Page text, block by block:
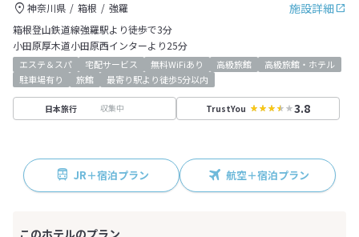
施設詳細
神奈川県 箱根
強羅
箱根登山鉄道線強羅駅より徒歩で3分
小田原厚木道小田原西インターより25分
エステ＆スパ 宅配サービス 無料WiFiあり 高級旅館
高級旅館・ホテル
駐車場有り
旅館 最寄り駅より徒歩5分以内
日本旅行 収集中 TrustYou 3.8
JR＋宿泊プラン 航空＋宿泊プラン